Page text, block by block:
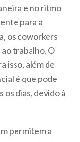
e no ritmo
para a
os coworkers
trabalho. O
isso, além de
é que pode
dias, devido à
permitem a